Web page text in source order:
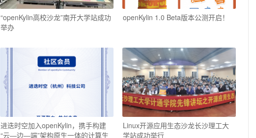
“openKylin高校沙龙”南开大学站成功
举办
openKylin 1.0 Beta版本公测开启！
进迭时空加入openKylin，携手构建
“云—边—端”架构原生一体的计算生
Linux开源应用生态沙龙长沙理工大
学站成功举行